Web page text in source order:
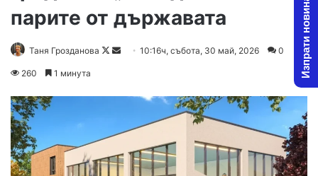
парите от държавата
Таня Грозданова
Follow
Send10:16ч, събота, 30 май, 2026 0
260 1 минута Изпрати новина